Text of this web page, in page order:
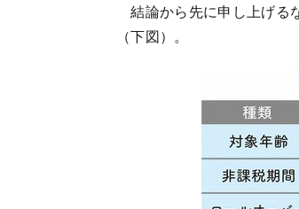
結論から先に申し上げる
（下図）。